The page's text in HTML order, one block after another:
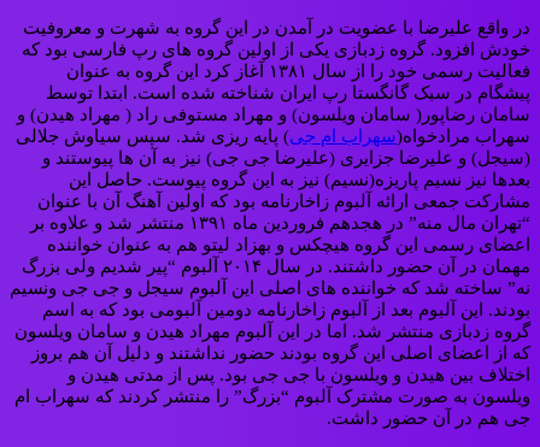
در واقع علیرضا با عضویت در آمدن در این گروه به شهرت و معروفیت
خودش افزود. گروه زدبازی یکی از اولین گروه های رپ فارسی بود که
فعالیت رسمی خود را از سال ۱۳۸۱ آغاز کرد این گروه به عنوان
پیشگام در سبک گانگستا رپ ایران شناخته شده است. ابتدا توسط
سامان رضاپور( سامان ویلسون) و مهراد مستوفی راد ( مهراد هیدن) و
سهراب مرادخواه(سهراب ام جی) پایه ‌ریزی شد. سپس سیاوش جلالی
(سیجل) و علیرضا جزایری (علیرضا جی جی) نیز به آن ها پیوستند و
بعدها نیز نسیم پاریزه(نسیم) نیز به این گروه پیوست. حاصل این
مشارکت جمعی ارائه آلبوم زاخارنامه بود که اولین آهنگ آن با عنوان
“تهران مال منه” در هجدهم فروردین ماه ۱۳۹۱ منتشر شد و علاوه بر
اعضای رسمی این گروه هیچکس و بهزاد لیتو هم به عنوان خواننده
مهمان در آن حضور داشتند. در سال ۲۰۱۴ آلبوم “پیر شدیم ولی بزرگ
نه” ساخته شد که خواننده های اصلی این آلبوم سیجل و جی جی ونسیم
بودند. این آلبوم بعد از آلبوم زاخارنامه دومین آلبومی بود که به اسم
گروه زدبازی منتشر شد. اما در این آلبوم مهراد هیدن و سامان ویلسون
که از اعضای اصلی این گروه بودند حضور نداشتند و دلیل آن هم بروز
اختلاف بین هیدن و ویلسون با جی جی بود. پس از مدتی هیدن و
ویلسون به صورت مشترک آلبوم “بزرگ” را منتشر کردند که سهراب ام
جی هم در آن حضور داشت.